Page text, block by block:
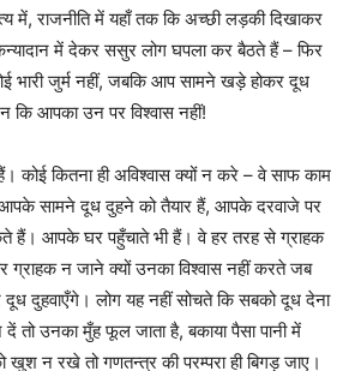
में, राजनीति में यहाँ तक कि अच्छी लड़की दिखाकर
में देकर ससुर लोग घपला कर बैठते हैं – फिर
भारी जुर्म नहीं, जबकि आप सामने खड़े होकर दूध
कि आपका उन पर विश्वास नहीं!
कोई कितना ही अविश्वास क्यों न करे – वे साफ काम
सामने दूध दुहने को तैयार हैं, आपके दरवाजे पर
हैं। आपके घर पहुँचाते भी हैं। वे हर तरह से ग्राहक
न जाने क्यों उनका विश्वास नहीं करते जब
दूध दुहवाएँगे। लोग यह नहीं सोचते कि सबको दूध देना
तो उनका मुँह फूल जाता है, बकाया पैसा पानी में
न रखे तो गणतन्त्र की परम्परा ही बिगड़ जाए।